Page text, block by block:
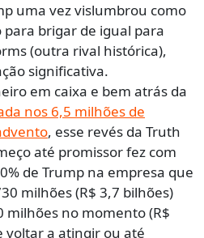
uma vez vislumbrou como
brigar de igual para
(outra rival histórica),
significativa.
em caixa e bem atrás da
nos 6,5 milhões de
, esse revés da Truth
até promissor fez com
de Trump na empresa que
milhões (R$ 3,7 bilhões)
milhões no momento (R$
voltar a atingir ou até